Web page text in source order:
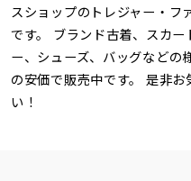
スショップのトレジャー・フ
です。 ブランド古着、スカ
ー、シューズ、バッグなどの
の安価で販売中です。 是非
い！